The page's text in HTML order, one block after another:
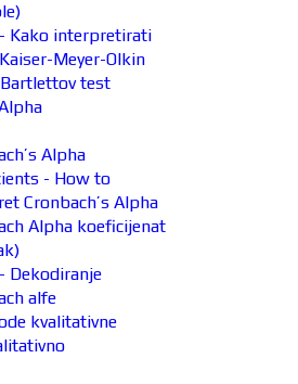
Kako interpretirati
Meyer-Olkin
test
Alpha
- How to
Cronbach’s Alpha
Alpha koeficijenat
Dekodiranje
alfe
kvalitativne